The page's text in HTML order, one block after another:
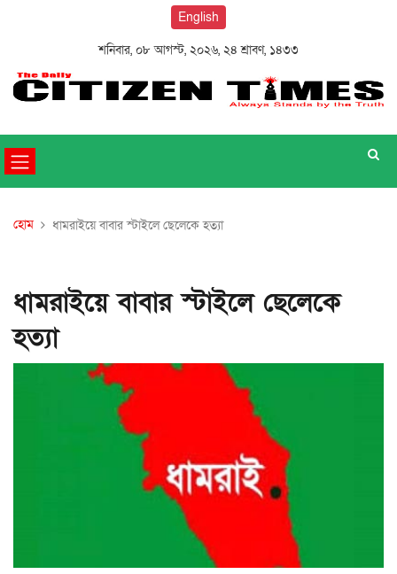
English
শনিবার, ০৮ আগস্ট, ২০২৬, ২৪ শ্রাবণ, ১৪৩৩
হোম ধামরাইয়ে বাবার স্টাইলে ছেলেকে হত্যা
ধামরাইয়ে বাবার স্টাইলে ছেলেকে
হত্যা